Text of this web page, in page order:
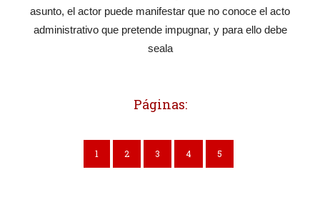
asunto, el actor puede manifestar que no conoce el acto
administrativo que pretende impugnar, y para ello debe
seala
Páginas:
1 2 3 4 5